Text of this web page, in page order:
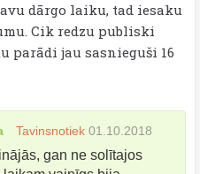
dārgo laiku, tad iesaku
Cik redzu publiski
parādi jau sasnieguši 16
Tavinsnotiek 01.10.2018
gan ne solītajos